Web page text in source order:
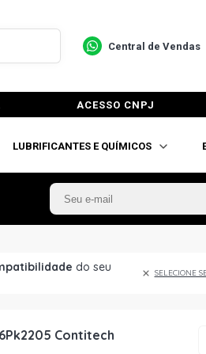
Central de Vendas
ACESSO CNPJ
LUBRIFICANTES E QUÍMICOS
do seu
SELECIONE
Contitech